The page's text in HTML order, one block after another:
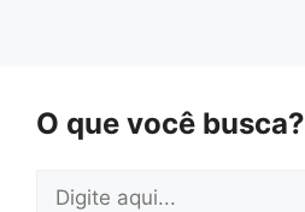
O que você busca?
Pesquisar